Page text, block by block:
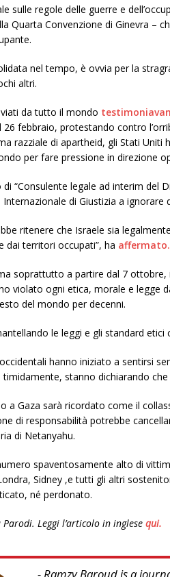
sulle regole delle guerre e
Quarta Convenzione di Ginevra –
nel tempo, è ovvia per la
altri.
da tutto il mondo
febbraio, protestando contro
razziale di apartheid, gli Stati
per fare pressione in direzione
“Consulente legale ad interim del
di Giustizia a
ritenere che Israele sia
dai territori occupati”, ha affermato.
soprattutto a partire dal 7 ottobre,
violato ogni etica, morale e legge
del mondo per decenni.
le leggi e gli standard
hanno iniziato a sentirsi
timidamente, stanno dichiarando
a Gaza sarà ricordato come il
di responsabilità potrebbe
di Netanyahu.
spaventosamente alto di
Sidney ,e tutti gli altri
né perdonato.
Leggi l’articolo in inglese qui.